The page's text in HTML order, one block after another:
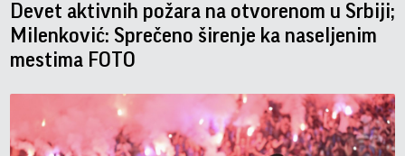
Devet aktivnih požara na otvorenom u Srbiji;
Milenković: Sprečeno širenje ka naseljenim
mestima FOTO